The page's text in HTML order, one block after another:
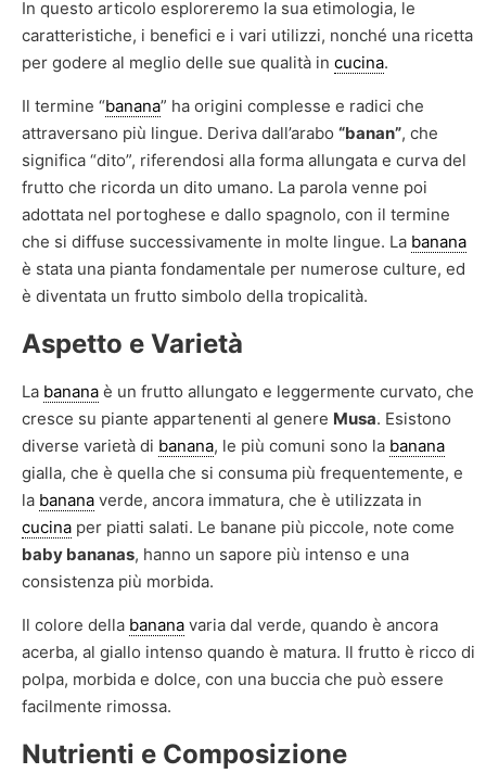
In questo articolo esploreremo la sua etimologia, le
caratteristiche, i benefici e i vari utilizzi, nonché una ricetta
per godere al meglio delle sue qualità in cucina.
Il termine “banana” ha origini complesse e radici che
attraversano più lingue. Deriva dall’arabo “banan”, che
significa “dito”, riferendosi alla forma allungata e curva del
frutto che ricorda un dito umano. La parola venne poi
adottata nel portoghese e dallo spagnolo, con il termine
che si diffuse successivamente in molte lingue. La banana
è stata una pianta fondamentale per numerose culture, ed
è diventata un frutto simbolo della tropicalità.
Aspetto e Varietà
La banana è un frutto allungato e leggermente curvato, che
cresce su piante appartenenti al genere Musa. Esistono
diverse varietà di banana, le più comuni sono la banana
gialla, che è quella che si consuma più frequentemente, e
la banana verde, ancora immatura, che è utilizzata in
cucina per piatti salati. Le banane più piccole, note come
baby bananas, hanno un sapore più intenso e una
consistenza più morbida.
Il colore della banana varia dal verde, quando è ancora
acerba, al giallo intenso quando è matura. Il frutto è ricco di
polpa, morbida e dolce, con una buccia che può essere
facilmente rimossa.
Nutrienti e Composizione